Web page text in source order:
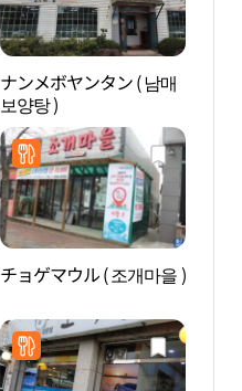
ナンメボヤンタン ( 남매
보양탕 )
チョゲマウル ( 조개마을 )